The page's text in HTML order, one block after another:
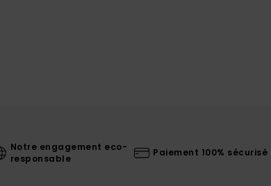
Notre engagement eco-
responsable
Paiement 100% sécurisé